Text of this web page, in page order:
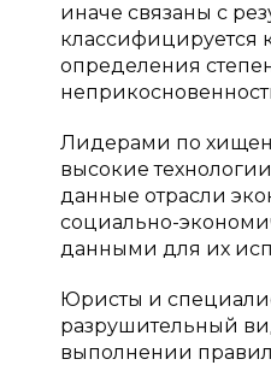
иначе связаны с
классифицируется
определения
Лидерами по
высокие
данные отрасли
социально-
данными для их
Юристы и
разрушительный
выполнении правил